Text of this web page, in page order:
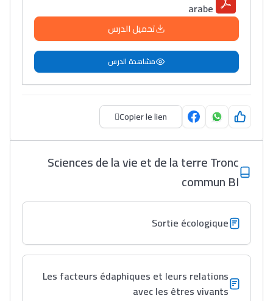
مهنة التّرجمة، العمل
التّطوّعي، التّشبيك و
أشياء أخرى مع مامودو
سامورا
بطلة المغرب فالقفز
الطولي، ملاك البردع
كتحكي على تجربتها
فالرّياضة و الدّراسة
arabe
تحميل الدرس
مشاهدة الدرس
Copier le lien
Sciences de la vie et de la terre Tronc
commun BI
Sortie écologique
Les facteurs édaphiques et leurs relations
avec les êtres vivants